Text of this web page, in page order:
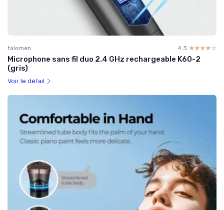
talomen 4.3 ☆☆☆☆☆
★★★★★
Microphone sans fil duo 2.4 GHz rechargeable K60-2
(gris)
Voir le détail